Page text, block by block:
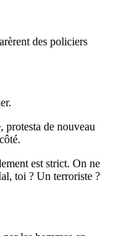
des policiers
de nouveau
est strict. On ne
toi ? Un terroriste ?